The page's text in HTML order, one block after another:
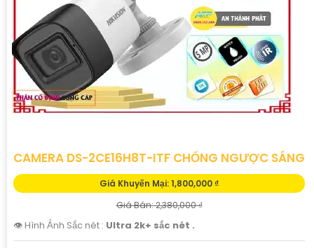
CAMERA DS-2CE16H8T-ITF CHỐNG NGƯỢC SÁNG
Giá Khuyến Mại: 1,800,000 ₫
Giá Bán: 2,380,000 ₫
👁 Hình Ảnh Sắc nét : Ultra 2k+ sắc nét .